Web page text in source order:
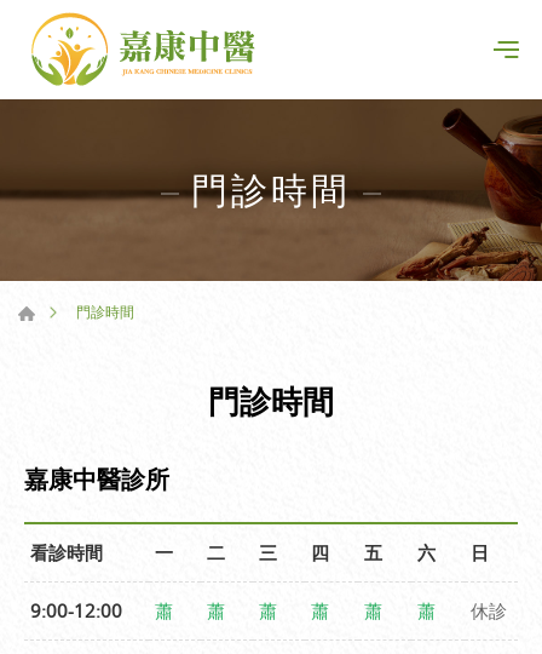
門診時間
門診時間
門診時間
嘉康中醫診所
看診時間 一 二 三 四 五 六 日
9:00-12:00 蕭 蕭 蕭 蕭 蕭 蕭 休診